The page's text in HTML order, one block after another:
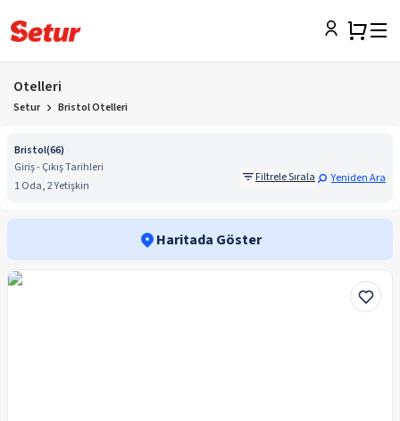
Otelleri
Setur Bristol Otelleri
Bristol(66)
Giriş - Çıkış Tarihleri
1 Oda, 2 Yetişkin
Filtrele Sırala Yeniden Ara
Haritada Göster